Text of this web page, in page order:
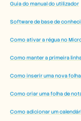
Guia do manual do utilizador
Software de base de
Como ativar a régua no
Como manter a primeira
Como inserir uma nova
Como criar uma folha de
Como adicionar um